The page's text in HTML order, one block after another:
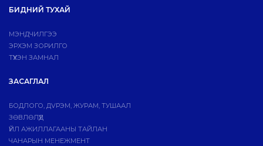
БИДНИЙ ТУХАЙ
МЭНДЧИЛГЭЭ
ЭРХЭМ ЗОРИЛГО
ТҮҮХЭН ЗАМНАЛ
ЗАСАГЛАЛ
БОДЛОГО, ДVРЭМ, ЖУРАМ, ТУШААЛ
ЗӨВЛӨЛҮҮД
ҮЙЛ АЖИЛЛАГААНЫ ТАЙЛАН
ЧАНАРЫН МЕНЕЖМЕНТ